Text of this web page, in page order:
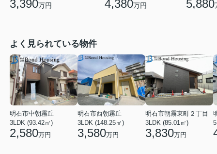
3,390万円 4,380万円 5,880
よく見られている物件
明石市中朝霧丘
3LDK (93.42㎡)
2,580万円
明石市西朝霧丘
3LDK (148.25㎡)
3,580万円
明石市朝霧東町２丁目
3LDK (85.01㎡)
3,830万円